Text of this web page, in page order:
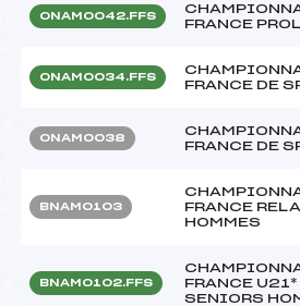
ONAM0042.FFS
FRANCE
ONAM0034.FFS
FRANCE DE
ONAM0038
FRANCE DE
BNAM0103
FRANCE
HOMMES
BNAM0102.FFS
FRANCE U21*
SENIORS